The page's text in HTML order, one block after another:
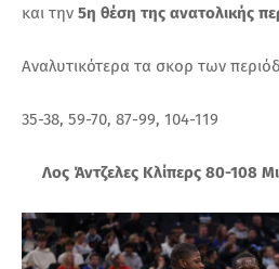
και την 5η θέση της ανατολικής
Αναλυτικότερα τα σκορ των
35-38, 59-70, 87-99, 104-119
Λος Άντζελες Κλίπερς 80-108